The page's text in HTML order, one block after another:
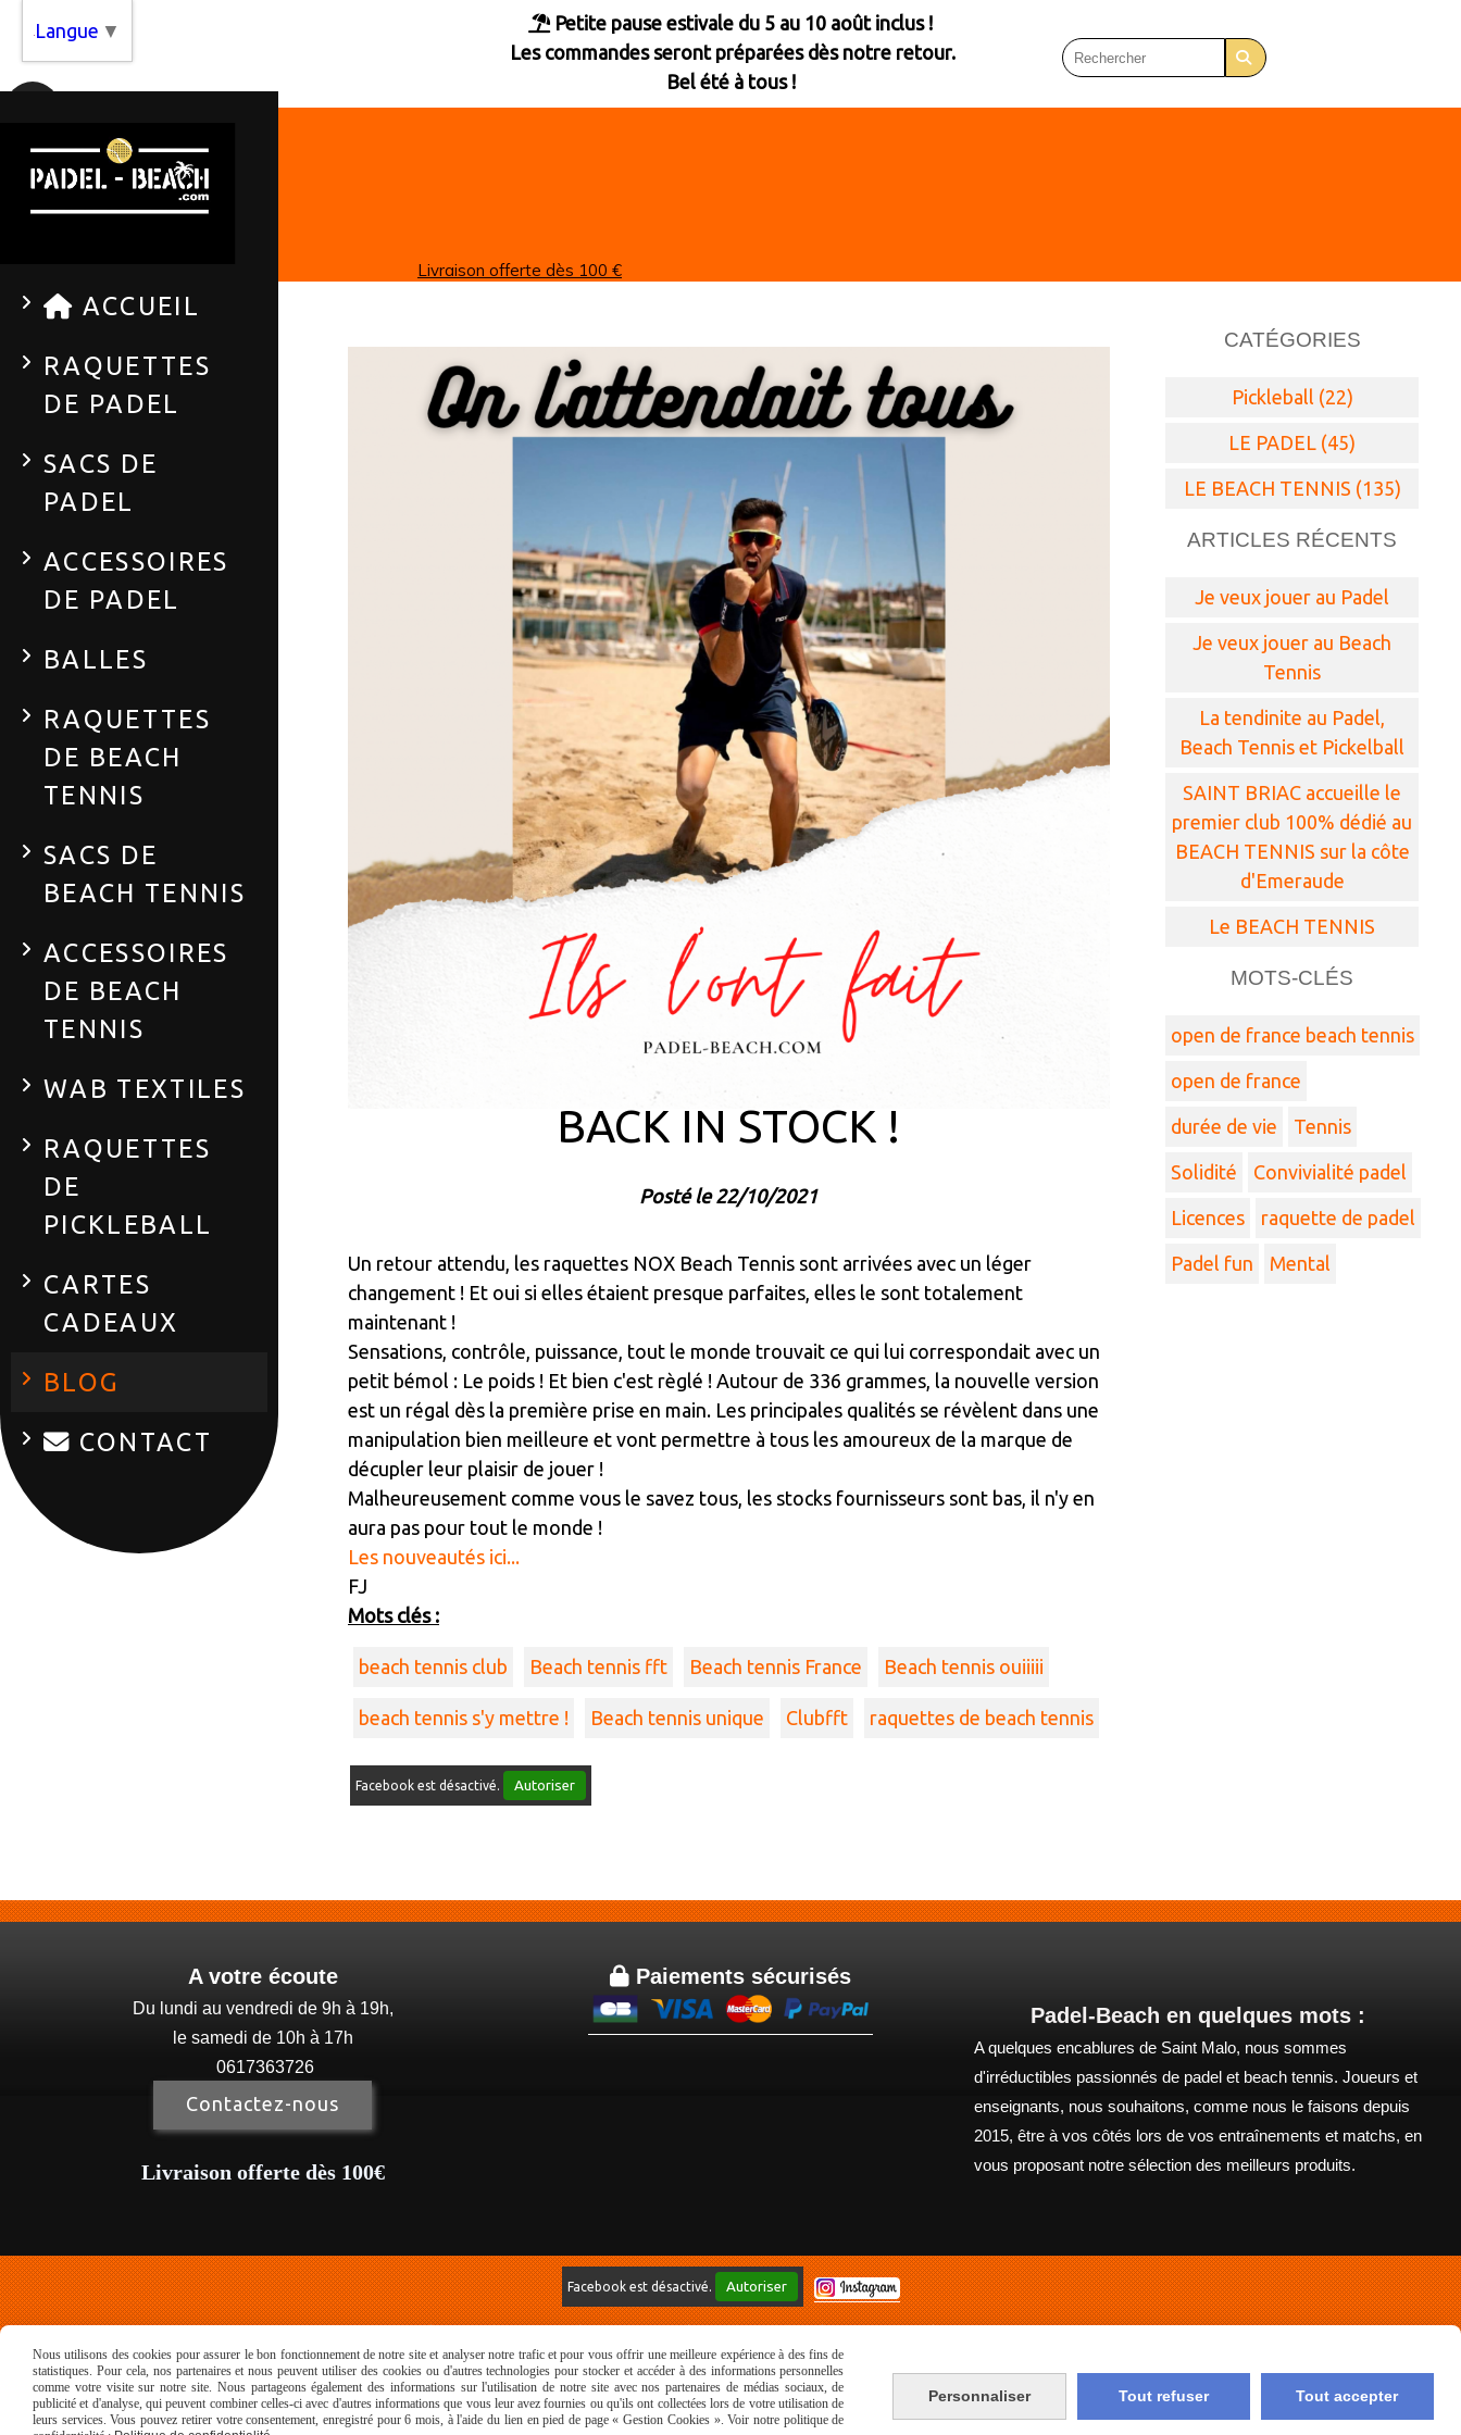
 Petite pause estivale du 5 au 10 août inclus !
Les commandes seront préparées dès notre retour.
Bel été à tous !
Livraison offerte dès 100 €
ACCUEIL
RAQUETTES
DE PADEL
SACS DE
PADEL
ACCESSOIRES
DE PADEL
BALLES
RAQUETTES
DE BEACH
TENNIS
SACS DE
BEACH TENNIS
ACCESSOIRES
DE BEACH
TENNIS
WAB TEXTILES
RAQUETTES
DE
PICKLEBALL
CARTES
CADEAUX
BLOG
CONTACT
BACK IN STOCK !
Posté le 22/10/2021
Un retour attendu, les raquettes NOX Beach Tennis sont arrivées avec un léger
changement ! Et oui si elles étaient presque parfaites, elles le sont totalement
maintenant !
Sensations, contrôle, puissance, tout le monde trouvait ce qui lui correspondait avec un
petit bémol : Le poids ! Et bien c'est règlé ! Autour de 336 grammes, la nouvelle version
est un régal dès la première prise en main. Les principales qualités se révèlent dans une
manipulation bien meilleure et vont permettre à tous les amoureux de la marque de
décupler leur plaisir de jouer !
Malheureusement comme vous le savez tous, les stocks fournisseurs sont bas, il n'y en
aura pas pour tout le monde !
Les nouveautés ici...
FJ
Mots clés :
beach tennis club Beach tennis fft Beach tennis France Beach tennis ouiiiii
beach tennis s'y mettre ! Beach tennis unique Clubfft raquettes de beach tennis
Facebook est désactivé. Autoriser
CATÉGORIES
Pickleball (22)
LE PADEL (45)
LE BEACH TENNIS (135)
ARTICLES RÉCENTS
Je veux jouer au Padel
Je veux jouer au Beach
Tennis
La tendinite au Padel,
Beach Tennis et Pickelball
SAINT BRIAC accueille le
premier club 100% dédié au
BEACH TENNIS sur la côte
d'Emeraude
Le BEACH TENNIS
MOTS-CLÉS
open de france beach tennis
open de france
durée de vie Tennis
Solidité Convivialité padel
Licences raquette de padel
Padel fun Mental
A votre écoute
Du lundi au vendredi de 9h à 19h,
le samedi de 10h à 17h
0617363726
Contactez-nous
Livraison offerte dès 100€
Paiements sécurisés
Padel-Beach en quelques mots :
A quelques encablures de Saint Malo, nous sommes
d'irréductibles passionnés de padel et beach tennis. Joueurs et
enseignants, nous souhaitons, comme nous le faisons depuis
2015, être à vos côtés lors de vos entraînements et matchs, en
vous proposant notre sélection des meilleurs produits.
Facebook est désactivé. Autoriser
Langue ▼
Nous utilisons des cookies pour assurer le bon fonctionnement de notre site et analyser notre trafic et pour vous offrir une meilleure expérience à des fins de
statistiques. Pour cela, nos partenaires et nous peuvent utiliser des cookies ou d'autres technologies pour stocker et accéder à des informations personnelles
comme votre visite sur notre site. Nous partageons également des informations sur l'utilisation de notre site avec nos partenaires de médias sociaux, de
publicité et d'analyse, qui peuvent combiner celles-ci avec d'autres informations que vous leur avez fournies ou qu'ils ont collectées lors de votre utilisation de
leurs services. Vous pouvez retirer votre consentement, enregistré pour 6 mois, à l'aide du lien en pied de page « Gestion Cookies ». Voir notre politique de
Personnaliser Tout refuser Tout accepter